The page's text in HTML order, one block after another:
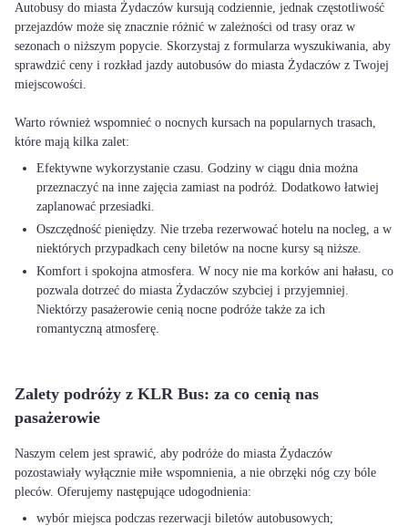
Autobusy do miasta Żydaczów kursują codziennie, jednak częstotliwość
przejazdów może się znacznie różnić w zależności od trasy oraz w
sezonach o niższym popycie. Skorzystaj z formularza wyszukiwania, aby
sprawdzić ceny i rozkład jazdy autobusów do miasta Żydaczów z Twojej
miejscowości.
Warto również wspomnieć o nocnych kursach na popularnych trasach,
Efektywne wykorzystanie czasu. Godziny w ciągu dnia można
przeznaczyć na inne zajęcia zamiast na podróż. Dodatkowo łatwiej
zaplanować przesiadki.
Oszczędność pieniędzy. Nie trzeba rezerwować hotelu na nocleg, a w
niektórych przypadkach ceny biletów na nocne kursy są niższe.
Komfort i spokojna atmosfera. W nocy nie ma korków ani hałasu, co
pozwala dotrzeć do miasta Żydaczów szybciej i przyjemniej.
Niektórzy pasażerowie cenią nocne podróże także za ich
romantyczną atmosferę.
Zalety podróży z KLR Bus: za co cenią nas
pasażerowie
Naszym celem jest sprawić, aby podróże do miasta Żydaczów
pozostawiały wyłącznie miłe wspomnienia, a nie obrzęki nóg czy bóle
wybór miejsca podczas rezerwacji biletów autobusowych;